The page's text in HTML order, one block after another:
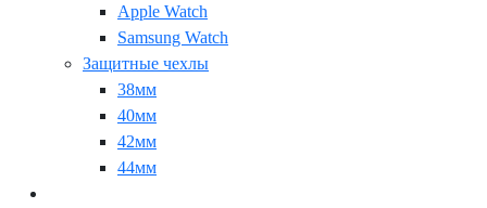
Apple Watch
Samsung Watch
Защитные чехлы
38мм
40мм
42мм
44мм